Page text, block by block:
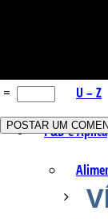
U – Z
P&D e
=